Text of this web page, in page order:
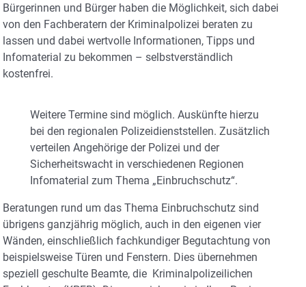
Bürgerinnen und Bürger haben die Möglichkeit, sich dabei
von den Fachberatern der Kriminalpolizei beraten zu
lassen und dabei wertvolle Informationen, Tipps und
Infomaterial zu bekommen – selbstverständlich
kostenfrei.
Weitere Termine sind möglich. Auskünfte hierzu
bei den regionalen Polizeidienststellen. Zusätzlich
verteilen Angehörige der Polizei und der
Sicherheitswacht in verschiedenen Regionen
Infomaterial zum Thema „Einbruchschutz“.
Beratungen rund um das Thema Einbruchschutz sind
übrigens ganzjährig möglich, auch in den eigenen vier
Wänden, einschließlich fachkundiger Begutachtung von
beispielsweise Türen und Fenstern. Dies übernehmen
speziell geschulte Beamte, die Kriminalpolizeilichen